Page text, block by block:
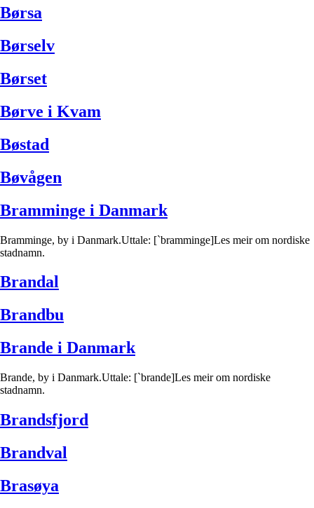
Børsa
Børselv
Børset
Børve i Kvam
Bøstad
Bøvågen
Bramminge i Danmark
Bramminge, by i Danmark.Uttale: [`bramminge]Les meir om nordiske
stadnamn.
Brandal
Brandbu
Brande i Danmark
Brande, by i Danmark.Uttale: [`brande]Les meir om nordiske
stadnamn.
Brandsfjord
Brandval
Brasøya